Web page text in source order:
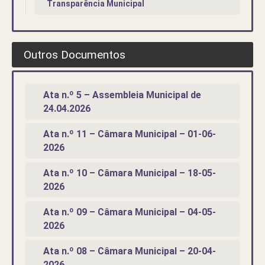
Transparência Municipal
Outros Documentos
Ata n.º 5 – Assembleia Municipal de
24.04.2026
Ata n.º 11 – Câmara Municipal – 01-06-
2026
Ata n.º 10 – Câmara Municipal – 18-05-
2026
Ata n.º 09 – Câmara Municipal – 04-05-
2026
Ata n.º 08 – Câmara Municipal – 20-04-